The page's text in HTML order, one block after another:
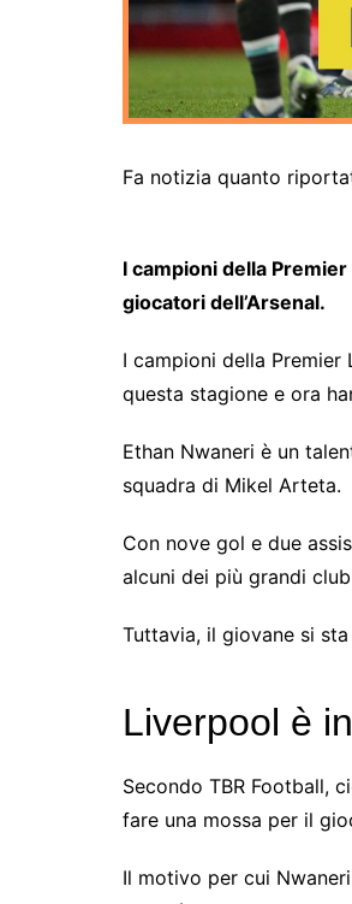
Fa notizia quanto
I campioni della
giocatori dell’Arsenal.
I campioni della Premier
questa stagione e ora
Ethan Nwaneri è un
squadra di Mikel Arteta.
Con nove gol e due
alcuni dei più grandi
Tuttavia, il giovane si
Liverpool è
Secondo TBR Football,
fare una mossa per il
Il motivo per cui